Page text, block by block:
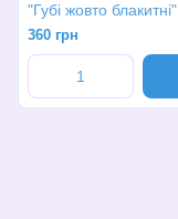
"Губі жовто блакитні"
360 грн